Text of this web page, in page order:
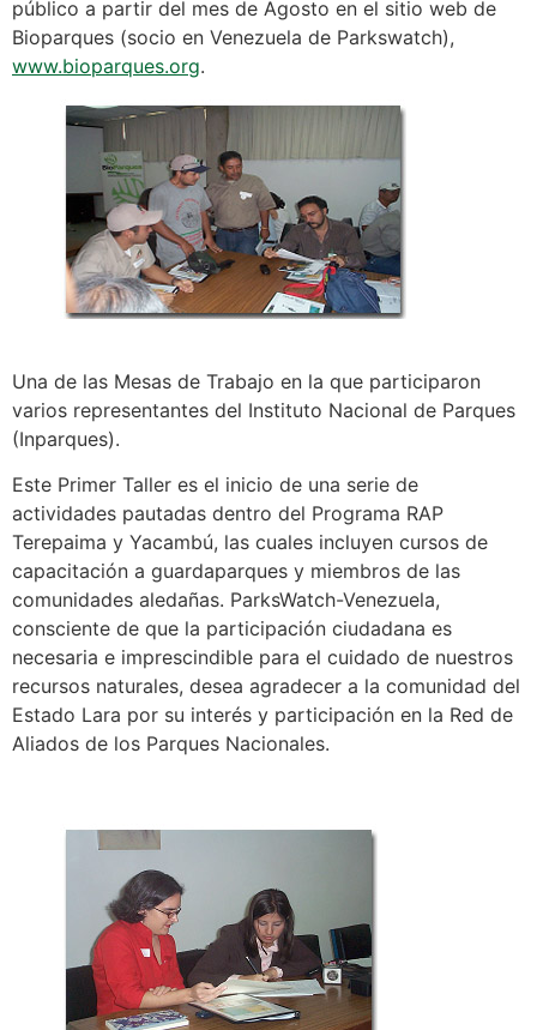
público a partir del mes de Agosto en el sitio web de
Bioparques (socio en Venezuela de Parkswatch),
www.bioparques.org.
Una de las Mesas de Trabajo en la que participaron
varios representantes del Instituto Nacional de Parques
(Inparques).
Este Primer Taller es el inicio de una serie de
actividades pautadas dentro del Programa RAP
Terepaima y Yacambú, las cuales incluyen cursos de
capacitación a guardaparques y miembros de las
comunidades aledañas. ParksWatch-Venezuela,
consciente de que la participación ciudadana es
necesaria e imprescindible para el cuidado de nuestros
recursos naturales, desea agradecer a la comunidad del
Estado Lara por su interés y participación en la Red de
Aliados de los Parques Nacionales.